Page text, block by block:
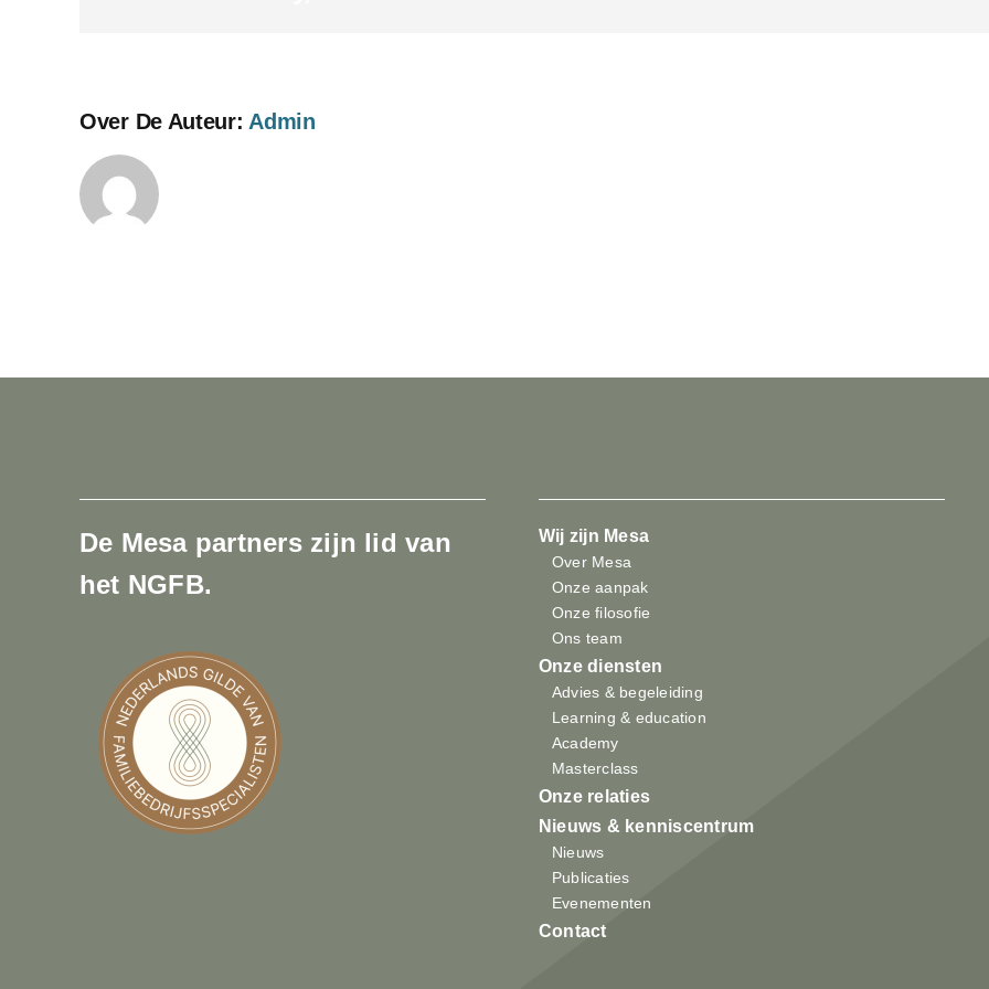
Over De Auteur: Admin
De Mesa partners zijn lid van
het NGFB.
Wij zijn Mesa
Over Mesa
Onze aanpak
Onze filosofie
Ons team
Onze diensten
Advies & begeleiding
Learning & education
Academy
Masterclass
Onze relaties
Nieuws & kenniscentrum
Nieuws
Publicaties
Evenementen
Contact